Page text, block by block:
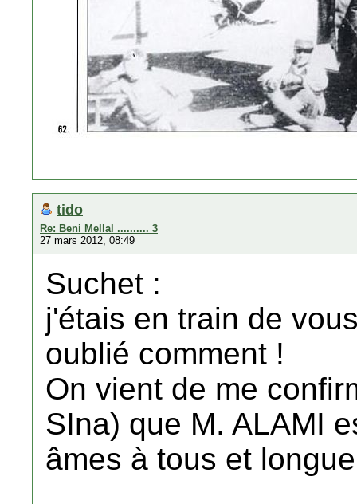
tido
Re: Beni Mellal .......... 3
27 mars 2012, 08:49
Suchet :
j'étais en train de
oublié comment !
On vient de me
SIna) que M. ALAMI
âmes à tous et